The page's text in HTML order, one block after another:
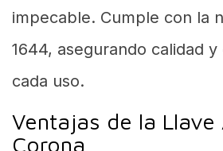
impecable. Cumple con la
1644, asegurando calidad y
cada uso.
Ventajas de la Llave
Corona